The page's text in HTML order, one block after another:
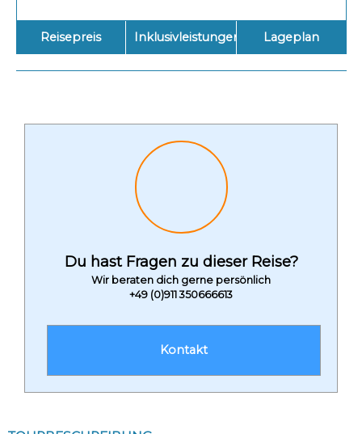
Reisepreis Inklusivleistungen Lageplan
Du hast Fragen zu dieser Reise?
Wir beraten dich gerne persönlich
+49 (0)911 350666613
Kontakt